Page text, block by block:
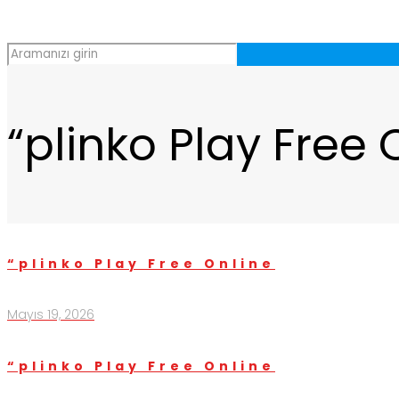
“plinko Play Free
“plinko Play Free Online
Mayıs 19, 2026
“plinko Play Free Online